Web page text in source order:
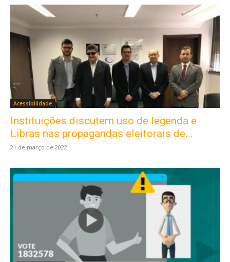
Acessibilidade
Instituições discutem uso de legenda e
Libras nas propagandas eleitorais de...
21 de março de 2022